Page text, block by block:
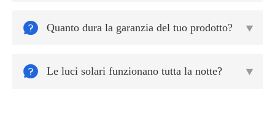
 Quanto dura la garanzia del tuo prodotto? 
 Le luci solari funzionano tutta la notte? 